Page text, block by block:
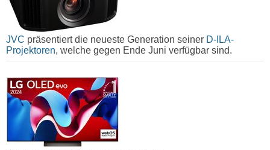
JVC präsentiert die neueste Generation seiner D-ILA-
Projektoren, welche gegen Ende Juni verfügbar sind.